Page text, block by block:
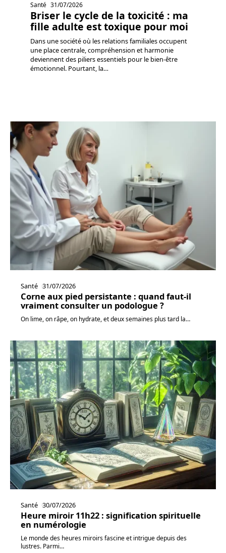
Santé 31/07/2026
Briser le cycle de la toxicité : ma
fille adulte est toxique pour moi
Dans une société où les relations familiales occupent
une place centrale, compréhension et harmonie
deviennent des piliers essentiels pour le bien-être
émotionnel. Pourtant, la…
Santé 31/07/2026
Corne aux pied persistante : quand faut-il
vraiment consulter un podologue ?
On lime, on râpe, on hydrate, et deux semaines plus tard la…
Santé 30/07/2026
Heure miroir 11h22 : signification spirituelle
en numérologie
Le monde des heures miroirs fascine et intrigue depuis des
lustres. Parmi…